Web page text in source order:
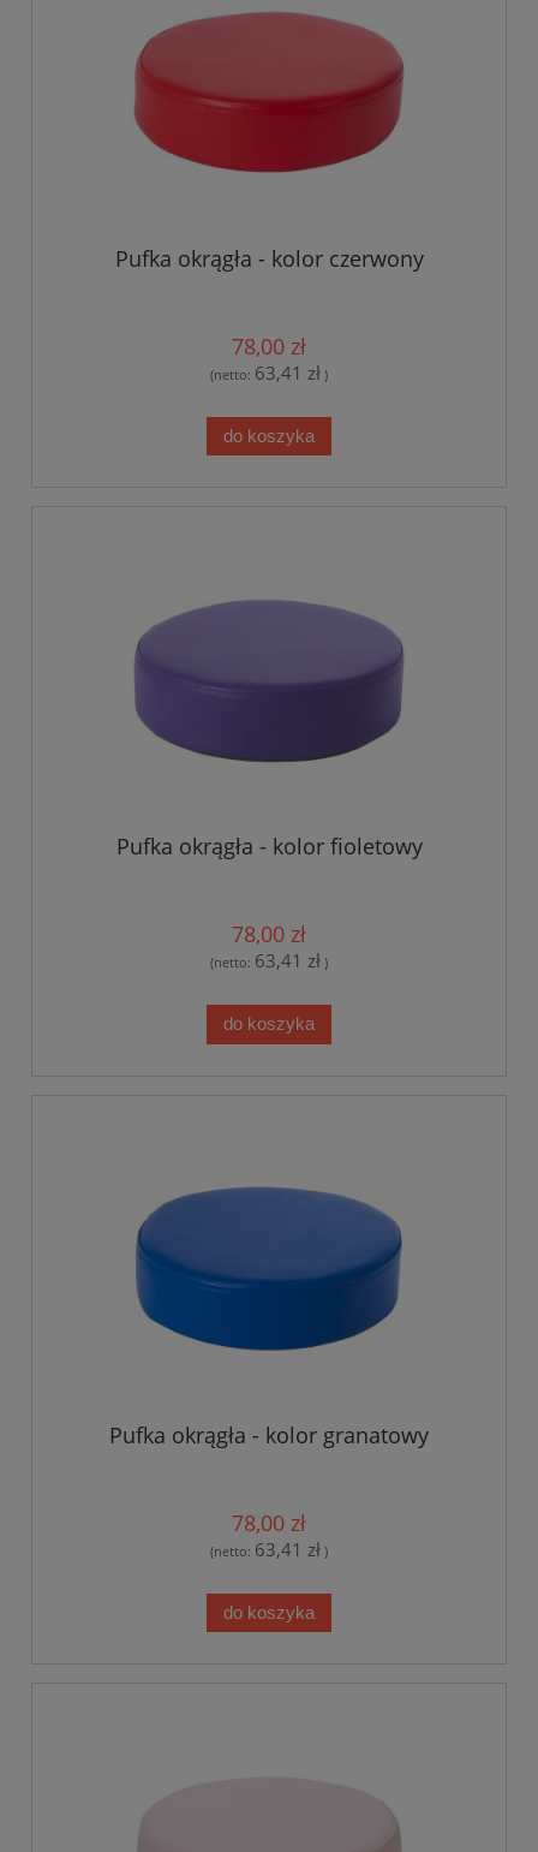
Pufka okrągła - kolor czerwony
78,00 zł
(netto: 63,41 zł )
do koszyka
Pufka okrągła - kolor fioletowy
78,00 zł
(netto: 63,41 zł )
do koszyka
Pufka okrągła - kolor granatowy
78,00 zł
(netto: 63,41 zł )
do koszyka